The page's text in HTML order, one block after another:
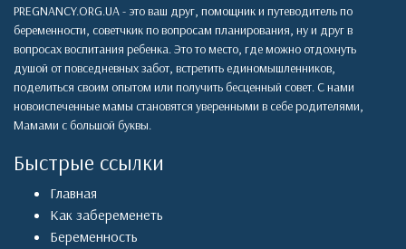
PREGNANCY.ORG.UA - это ваш друг, помощник и путеводитель по
беременности, советчкик по вопросам планирования, ну и друг в
вопросах воспитания ребенка. Это то место, где можно отдохнуть
душой от повседневных забот, встретить единомышленников,
поделиться своим опытом или получить бесценный совет. С нами
новоиспеченные мамы становятся уверенными в себе родителями,
Мамами с большой буквы.
Быстрые ссылки
Главная
Как забеременеть
Беременность